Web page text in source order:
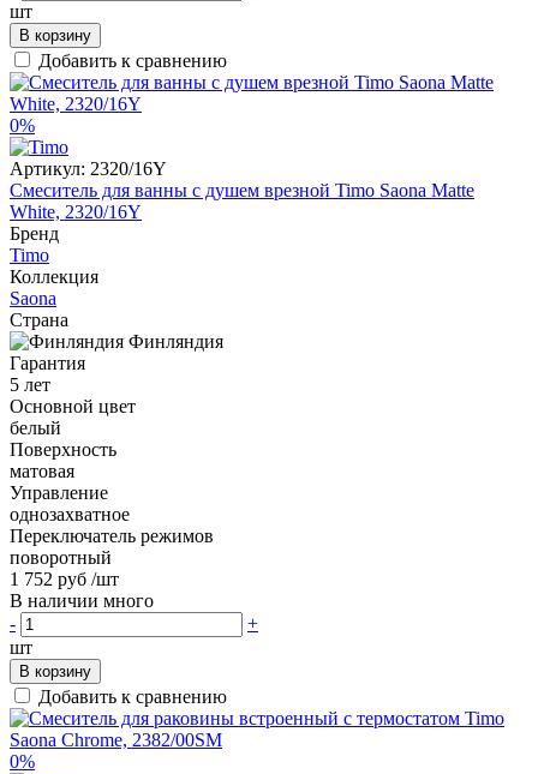
шт
В корзину
Добавить к сравнению
0%
Артикул: 2320/16Y
Смеситель для ванны с душем врезной Timo Saona Matte
White, 2320/16Y
Бренд
Timo
Коллекция
Saona
Страна
Финляндия
Гарантия
5 лет
Основной цвет
белый
Поверхность
матовая
Управление
однозахватное
Переключатель режимов
поворотный
1 752 руб /шт
В наличии много
-
+
шт
В корзину
Добавить к сравнению
0%